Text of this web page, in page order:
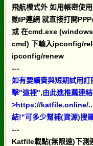
飛航模式外 如用帳密使
動IP連網 就直接打開
或 在cmd.exe (windows
cmd) 下輸入ipconfig/
ipconfig/renew
---
如有要續費與短期試用
擊"這裡",由此進推薦連
>https://katfile.online/
結!"可多少幫補(資源)搜
---
Katfile載點(無限速)下測